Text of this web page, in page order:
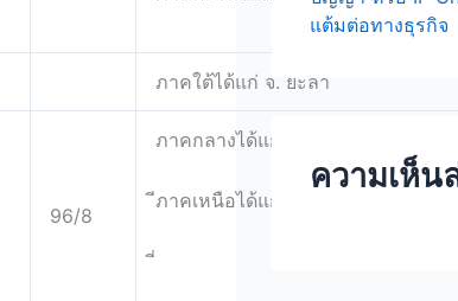
ภาคใต้ได้แก่ จ. ยะลา
96/8
ภาคกลางได้แก่ จ.นนทบุรี,สมุทรปราก
ีภาคเหนือได้แก่ จ.พิจิตร,เชียงใหม่
แต้มต่อทางธุรกิจ
ความเห็น